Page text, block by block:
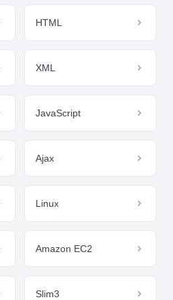
HTML
XML
JavaScript
Ajax
Linux
Amazon EC2
Slim3